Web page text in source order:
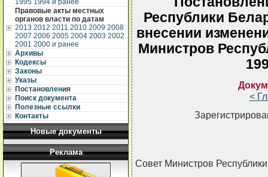
1995 1994 и ранее
Правовые акты местных
органов власти по датам
2013 2012 2011 2010 2009 2008
2007 2006 2005 2004 2003 2002
2001 2000 и ранее
Архивы
Кодексы
Законы
Указы
Постановления
Поиск документа
Полезные ссылки
Контакты
Новые документы
Реклама
Республики
внесении
Министров
<
Совет Министров